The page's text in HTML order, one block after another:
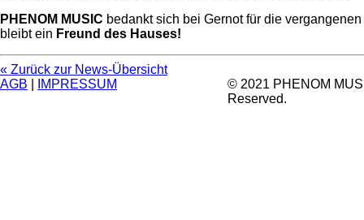
PHENOM MUSIC bedankt sich bei Gernot für die
bleibt ein Freund des Hauses!
« Zurück zur News-Übersicht
AGB
IMPRESSUM
© 2021 PHENOM
Reserved.